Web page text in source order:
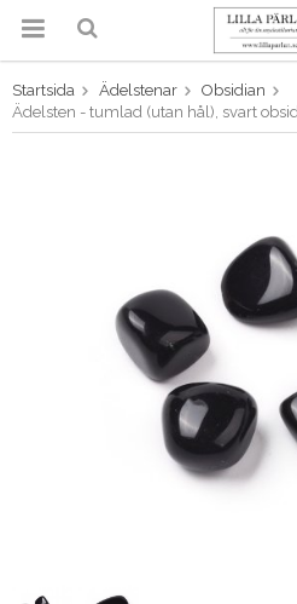
Produkten har
Startsida Ädelstenar
Obsidian
Ädelsten - tumlad (utan hål), svart